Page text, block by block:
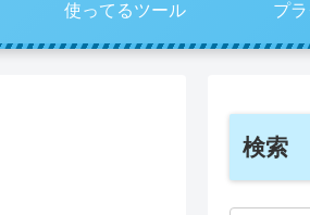
使ってるツール プ
検索